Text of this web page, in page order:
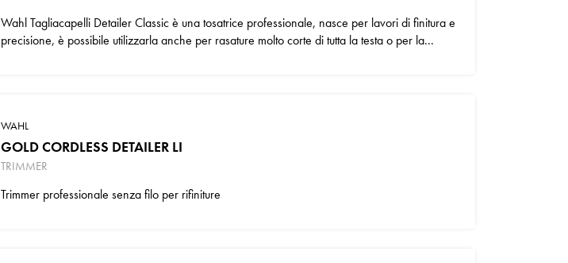
Wahl Tagliacapelli Detailer Classic è una tosatrice professionale, nasce per lavori di finitura e
precisione, è possibile utilizzarla anche per rasature molto corte di tutta la testa o per la...
WAHL
GOLD CORDLESS DETAILER LI
TRIMMER
Trimmer professionale senza filo per rifiniture